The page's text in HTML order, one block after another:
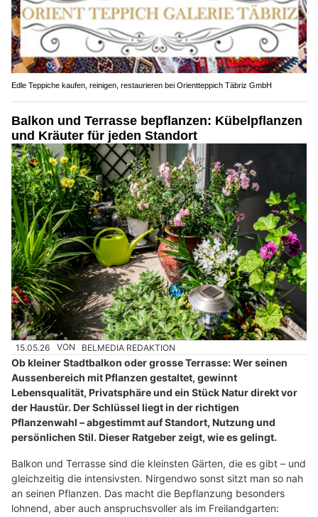
Edle Teppiche kaufen, reinigen, restaurieren bei Orientteppich Täbriz GmbH
Balkon und Terrasse bepflanzen: Kübelpflanzen
und Kräuter für jeden Standort
15.05.26 VON BELMEDIA REDAKTION
Ob kleiner Stadtbalkon oder grosse Terrasse: Wer seinen
Aussenbereich mit Pflanzen gestaltet, gewinnt
Lebensqualität, Privatsphäre und ein Stück Natur direkt vor
der Haustür. Der Schlüssel liegt in der richtigen
Pflanzenwahl – abgestimmt auf Standort, Nutzung und
persönlichen Stil. Dieser Ratgeber zeigt, wie es gelingt.
Balkon und Terrasse sind die kleinsten Gärten, die es gibt – und
gleichzeitig die intensivsten. Nirgendwo sonst sitzt man so nah
an seinen Pflanzen. Das macht die Bepflanzung besonders
lohnend, aber auch anspruchsvoller als im Freilandgarten: